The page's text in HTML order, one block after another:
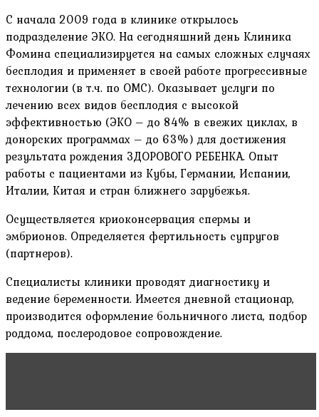
С начала 2009 года в клинике открылось
подразделение ЭКО. На сегодняшний день Клиника
Фомина специализируется на самых сложных случаях
бесплодия и применяет в своей работе прогрессивные
технологии (в т.ч. по ОМС). Оказывает услуги по
лечению всех видов бесплодия с высокой
эффективностью (ЭКО – до 84% в свежих циклах, в
донорских программах – до 63%) для достижения
результата рождения ЗДОРОВОГО РЕБЕНКА. Опыт
работы с пациентами из Кубы, Германии, Испании,
Италии, Китая и стран ближнего зарубежья.
Осуществляется криоконсервация спермы и
эмбрионов. Определяется фертильность супругов
(партнеров).
Специалисты клиники проводят диагностику и
ведение беременности. Имеется дневной стационар,
производится оформление больничного листа, подбор
роддома, послеродовое сопровождение.